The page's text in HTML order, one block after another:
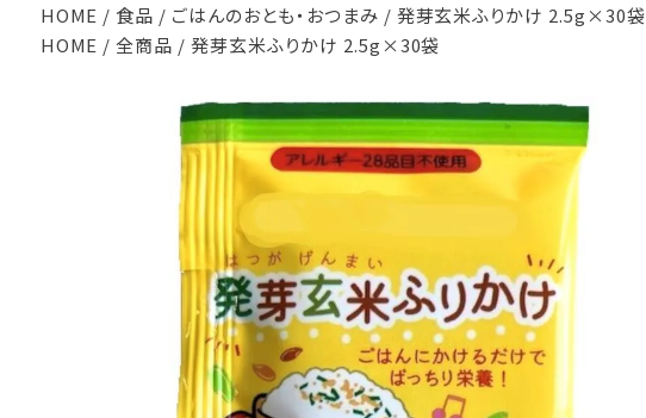
HOME
食品 ごはんのおとも・おつまみ
発芽玄米ふりかけ 2.5g×30袋
HOME
全商品 発芽玄米ふりかけ 2.5g×30袋